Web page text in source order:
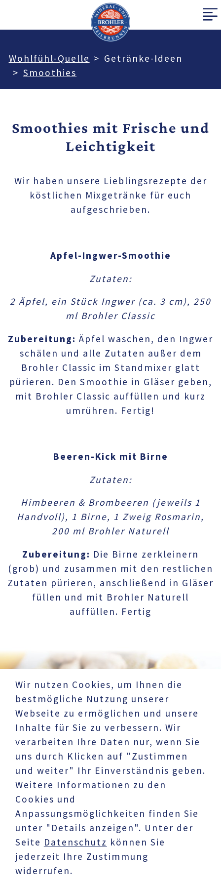
Wohlfühl-Quelle
Getränke-Ideen
Smoothies
Smoothies mit Frische und
Leichtigkeit
Wir haben unsere Lieblingsrezepte der
köstlichen Mixgetränke für euch
aufgeschrieben.
Apfel-Ingwer-Smoothie
Zutaten:
2 Äpfel, ein Stück Ingwer (ca. 3 cm), 250
ml Brohler Classic
Zubereitung: Äpfel waschen, den Ingwer
schälen und alle Zutaten außer dem
Brohler Classic im Standmixer glatt
pürieren. Den Smoothie in Gläser geben,
mit Brohler Classic auffüllen und kurz
umrühren. Fertig!
Beeren-Kick mit Birne
Zutaten:
Himbeeren & Brombeeren (jeweils 1
Handvoll), 1 Birne, 1 Zweig Rosmarin,
200 ml Brohler Naturell
Zubereitung: Die Birne zerkleinern
(grob) und zusammen mit den restlichen
Zutaten pürieren, anschließend in Gläser
füllen und mit Brohler Naturell
auffüllen. Fertig
UNTERNEHMEN
Datenschutz
Impressum
AKTUELLES
Karriere
Wir nutzen Cookies, um Ihnen die
bestmögliche Nutzung unserer
Webseite zu ermöglichen und unsere
Inhalte für Sie zu verbessern. Wir
verarbeiten Ihre Daten nur, wenn Sie
uns durch Klicken auf "Zustimmen
und weiter" Ihr Einverständnis geben.
Weitere Informationen zu den
Cookies und
Anpassungsmöglichkeiten finden Sie
unter "Details anzeigen". Unter der
Seite Datenschutz können Sie
jederzeit Ihre Zustimmung
widerrufen.